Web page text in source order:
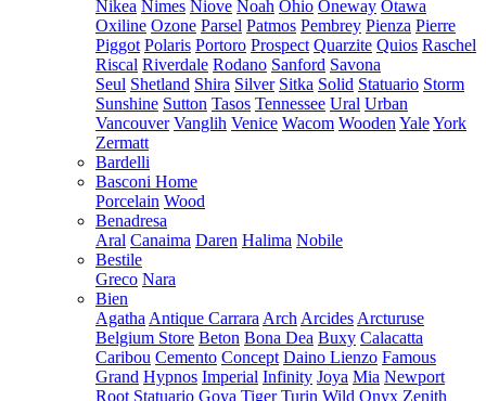
Nikea Nimes Niove Noah Ohio Oneway Otawa
Oxiline Ozone Parsel Patmos Pembrey Pienza Pierre
Piggot Polaris Portoro Prospect Quarzite Quios Raschel
Riscal Riverdale Rodano Sanford Savona
Seul Shetland Shira Silver Sitka Solid Statuario Storm
Sunshine Sutton Tasos Tennessee Ural Urban
Vancouver Vanglih Venice Wacom Wooden YaleYork
Zermatt
Bardelli
Basconi Home
Porcelain Wood
Benadresa
Aral Canaima Daren Halima Nobile
Bestile
Greco Nara
Bien
Agatha Antique Carrara Arch Arcides Arcturuse
Belgium Store Beton Bona Dea Buxy Calacatta
Caribou Cemento Concept Daino Lienzo Famous
Grand Hypnos Imperial Infinity Joya Mia Newport
Root Statuario Goya Tiger Turin Wild Onyx Zenith